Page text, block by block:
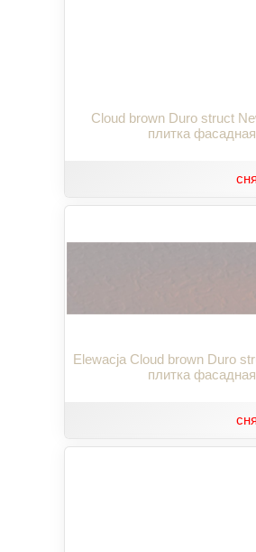
Cloud brown Duro struct
плитка фасадная
Elewacja Cloud brown Duro
плитка фасадная